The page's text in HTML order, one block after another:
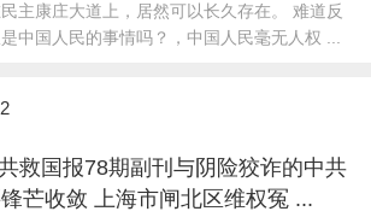
主康庄大道上，居然可以长久存在。 难道反
中国人民的事情吗？，中国人民毫无人权 ...
救国报78期副刊与阴险狡诈的中共
芒收敛 上海市闸北区维权冤 ...